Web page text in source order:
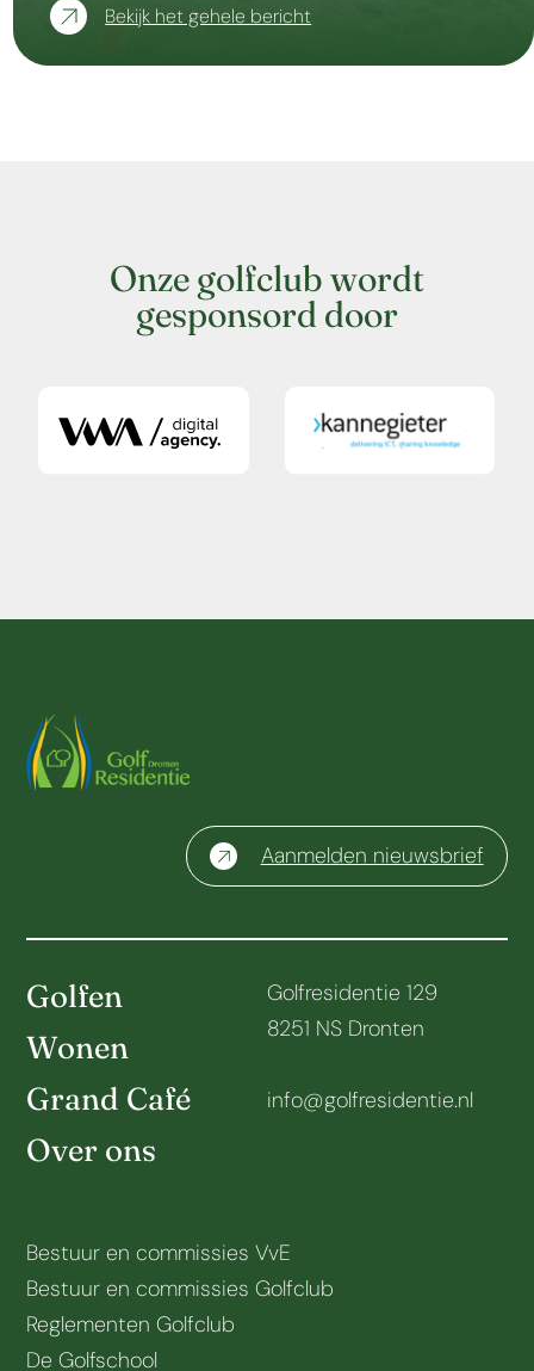
Bekijk het gehele bericht
Onze golfclub wordt
gesponsord door
Aanmelden nieuwsbrief
Golfen
Wonen
Grand Café
Over ons
Golfresidentie 129
8251 NS Dronten
info@golfresidentie.nl
Bestuur en commissies VvE
Bestuur en commissies Golfclub
Reglementen Golfclub
De Golfschool